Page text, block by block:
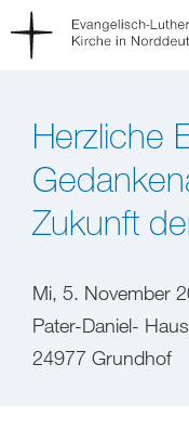
Herzliche
Zukunft
Mi, 5. November
Pater-Daniel-
24977 Grundhof